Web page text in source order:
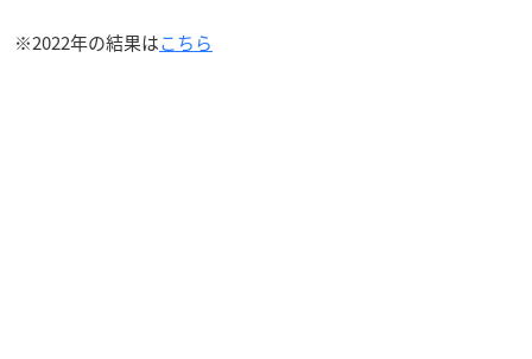
※2022年の結果はこちら